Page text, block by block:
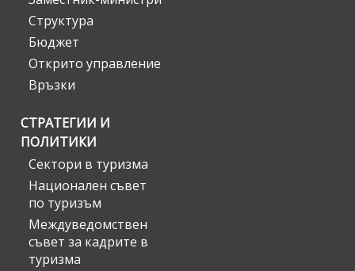
Структура
Бюджет
Открито управление
Връзки
СТРАТЕГИИ И
ПОЛИТИКИ
Сектори в туризма
Национален съвет
по туризъм
Междуведомствен
съвет за кадрите в
туризма